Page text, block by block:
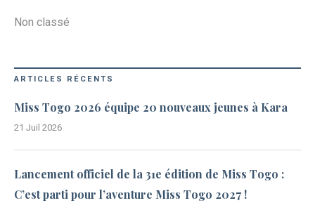
Non classé
ARTICLES RÉCENTS
Miss Togo 2026 équipe 20 nouveaux jeunes à Kara
21 Juil 2026
Lancement officiel de la 31e édition de Miss Togo :
C’est parti pour l’aventure Miss Togo 2027 !